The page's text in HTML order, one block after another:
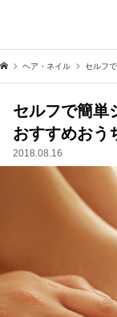
ヘア・ネイル セルフ
セルフで簡単
おすすめおう
2018.08.16